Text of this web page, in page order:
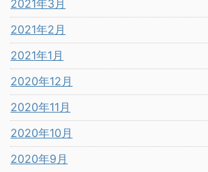
2021年3月
2021年2月
2021年1月
2020年12月
2020年11月
2020年10月
2020年9月